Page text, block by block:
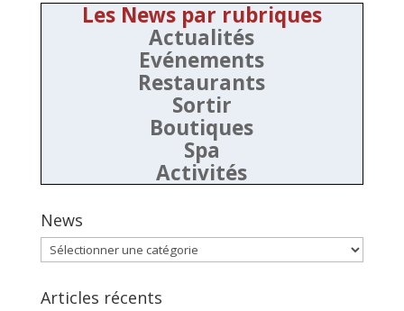
Les News par rubriques
Actualités
Evénements
Restaurants
Sortir
Boutiques
Spa
Activités
News
News
Articles récents